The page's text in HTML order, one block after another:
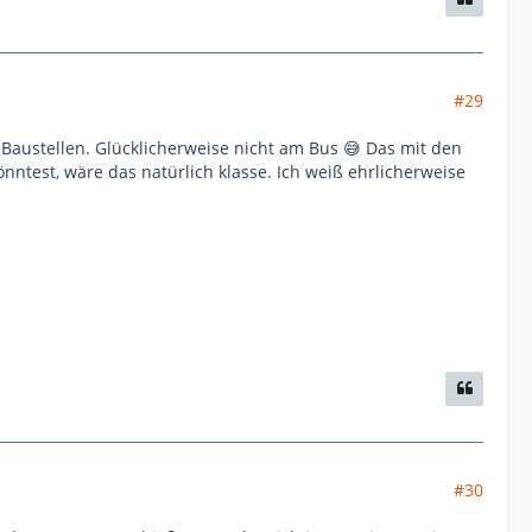
#29
Glücklicherweise nicht am Bus 😅 Das mit den
wäre das natürlich klasse. Ich weiß ehrlicherweise
#30